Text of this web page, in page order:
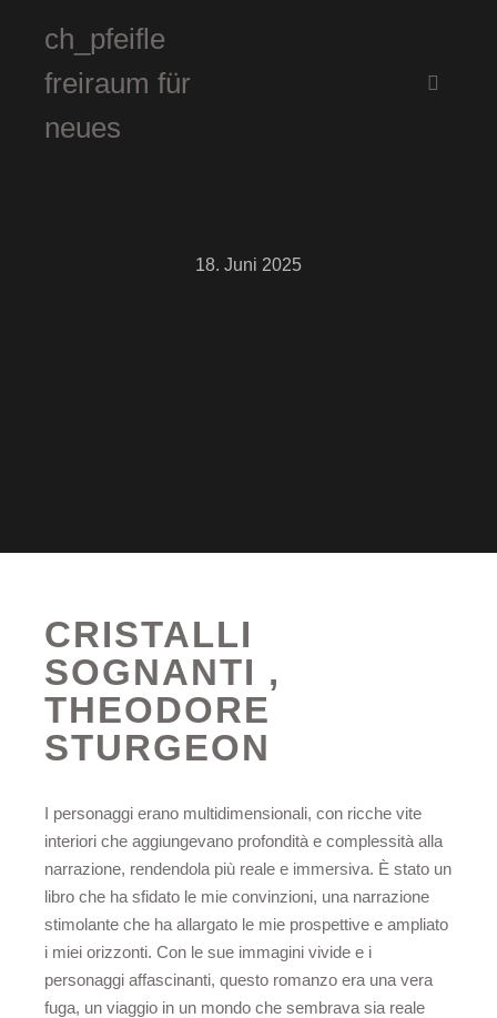
ch_pfeifle
freiraum für
neues
18. Juni 2025
CRISTALLI
SOGNANTI ,
THEODORE
STURGEON
I personaggi erano multidimensionali, con ricche vite
interiori che aggiungevano profondità e complessità alla
narrazione, rendendola più reale e immersiva. È stato un
libro che ha sfidato le mie convinzioni, una narrazione
stimolante che ha allargato le mie prospettive e ampliato
i miei orizzonti. Con le sue immagini vivide e i
personaggi affascinanti, questo romanzo era una vera
fuga, un viaggio in un mondo che sembrava sia reale